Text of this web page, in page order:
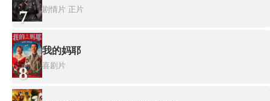
7 剧情片 正片
8
我的妈耶
喜剧片